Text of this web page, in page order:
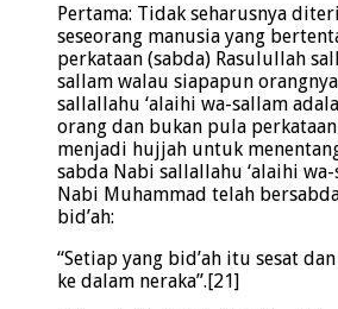
Pertama: Tidak seharusnya
seseorang manusia yang
perkataan (sabda) Rasulullah
sallam walau siapapun
sallallahu ‘alaihi wa-sallam
orang dan bukan pula
menjadi hujjah untuk
sabda Nabi sallallahu ‘alaihi
Nabi Muhammad telah
bid’ah:
“Setiap yang bid’ah itu sesat
ke dalam neraka”.[21]